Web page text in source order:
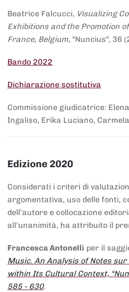
Beatrice Falcucci, Visualizing
Exhibitions and the Promotion
France, Belgium, "Nuncius", 36
Bando 2022
Dichiarazione sostitutiva
Commissione giudicatrice:
Ingaliso, Erika Luciano,
Edizione 2020
Considerati i criteri di
argomentativa, uso delle fonti,
dell’autore e collocazione
all’unanimità, ha attribuito il
Francesca Antonelli per il
Music. An Analysis of Notes
within Its Cultural Context,
585 - 630.